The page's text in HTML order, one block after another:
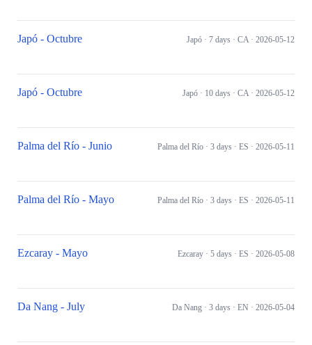
Japó - Octubre Japó · 7 days · CA· 2026-05-12
Japó - Octubre Japó · 10 days · CA· 2026-05-12
Palma del Río - Junio Palma del Río · 3 days · ES · 2026-05-11
Palma del Río - Mayo Palma del Río · 3 days · ES · 2026-05-11
Ezcaray - Mayo Ezcaray · 5 days · ES · 2026-05-08
Da Nang - July Da Nang · 3 days · EN · 2026-05-04